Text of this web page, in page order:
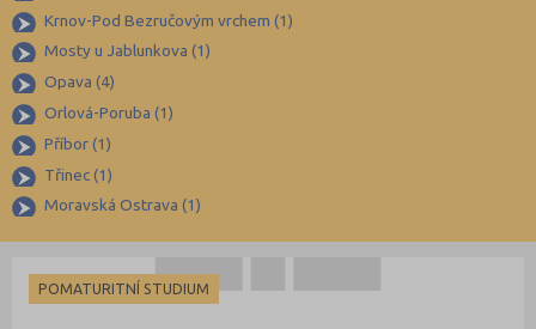
Frýdek-Místek (9)
Havlíčkův Brod (4)
Hodonín (10)
Hradec Králové (15)
Cheb (1)
Chomutov (3)
Chrudim (2)
Jablonec nad Nisou (3)
Krnov-Pod Bezručovým vrchem (1)
Mosty u Jablunkova (1)
Opava (4)
Orlová-Poruba (1)
Příbor (1)
Třinec (1)
Moravská Ostrava (1)
POMATURITNÍ STUDIUM